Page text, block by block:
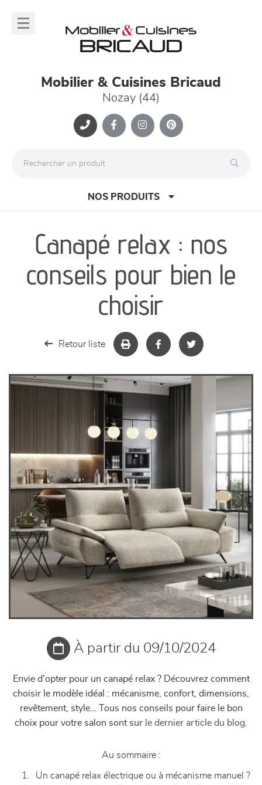
Mobilier & Cuisines Bricaud
Nozay (44)
NOS PRODUITS
canapés et fauteuils
séjours
chambres et dressing
literie
Canapé relax : nos
conseils pour bien le
choisir
Retour liste
À partir du 09/10/2024
Envie d'opter pour un canapé relax ? Découvrez comment
choisir le modèle idéal : mécanisme, confort, dimensions,
revêtement, style… Tous nos conseils pour faire le bon
choix pour votre salon sont sur le dernier article du blog
Au sommaire :
Un canapé relax électrique ou à mécanisme manuel ?